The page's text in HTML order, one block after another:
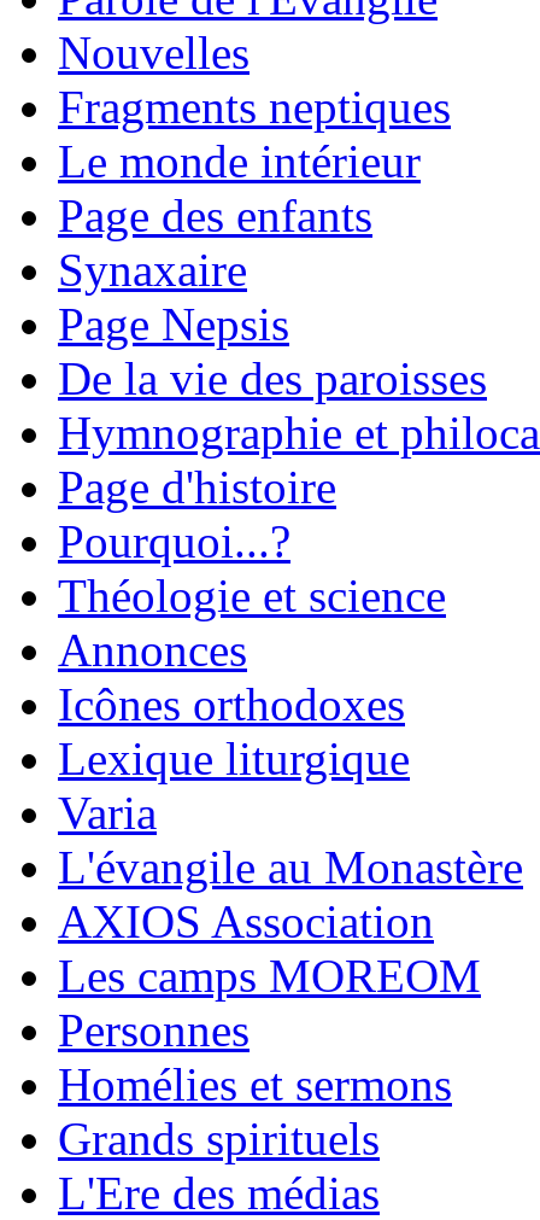
Nouvelles
Fragments neptiques
Le monde intérieur
Page des enfants
Synaxaire
Page Nepsis
De la vie des paroisses
Hymnographie et
Page d'histoire
Pourquoi...?
Théologie et science
Annonces
Icônes orthodoxes
Lexique liturgique
Varia
L'évangile au Monastère
AXIOS Association
Les camps MOREOM
Personnes
Homélies et sermons
Grands spirituels
L'Ere des médias